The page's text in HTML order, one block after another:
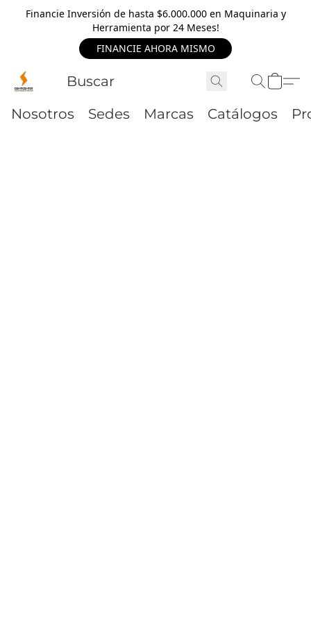
Financie Inversión de hasta $6.000.000 en Maquinaria y
Herramienta por 24 Meses!
FINANCIE AHORA MISMO
Nosotros Sedes Marcas Catálogos